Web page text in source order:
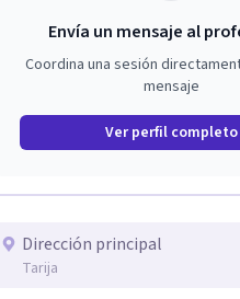
Envía un mensaje al
Coordina una sesión
mensaje
Ver perfil completo
Dirección principal
Tarija